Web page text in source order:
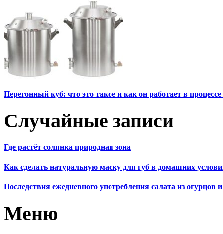
Перегонный куб: что это такое и как он работает в
Случайные записи
Где растёт солянка природная зона
Как сделать натуральную маску для губ в домашних
Последствия ежедневного употребления салата из огурцов
Меню